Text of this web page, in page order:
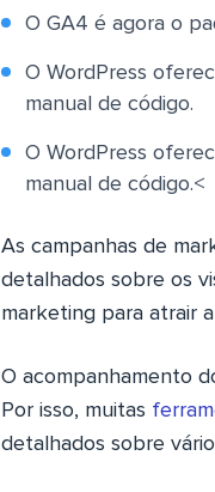
O GA4 é agora o
O WordPress
manual de código.
O WordPress
manual de código.<
As campanhas de
detalhados sobre os
marketing para atrair
O acompanhamento
Por isso, muitas
detalhados sobre